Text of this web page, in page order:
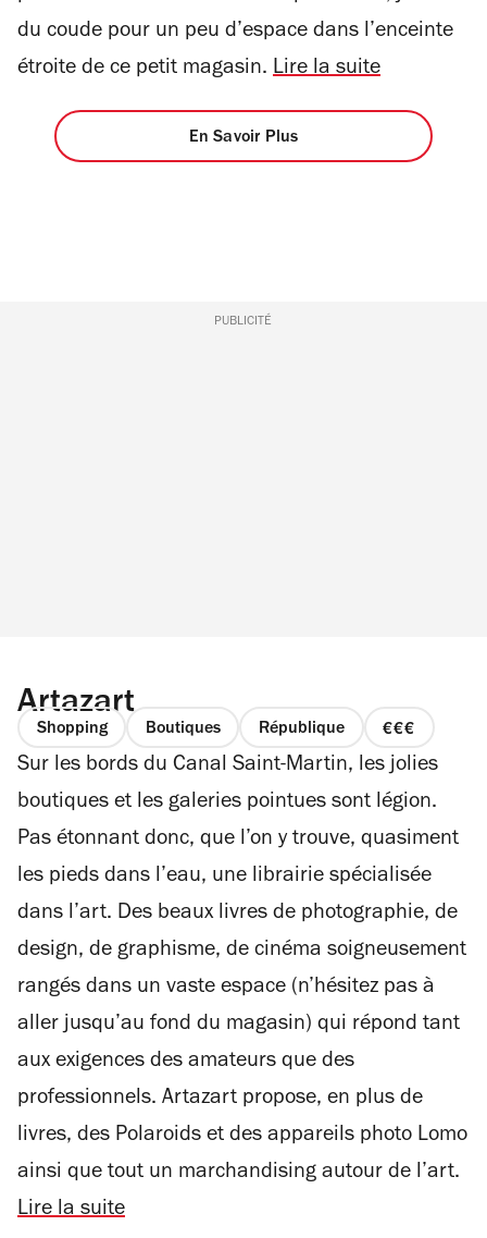
du coude pour un peu d’espace dans l’enceinte
étroite de ce petit magasin. Lire la suite
En Savoir Plus
PUBLICITÉ
Artazart
Shopping Boutiques République
prix
3
sur
4
Sur les bords du Canal Saint-Martin, les jolies
boutiques et les galeries pointues sont légion.
Pas étonnant donc, que l’on y trouve, quasiment
les pieds dans l’eau, une librairie spécialisée
dans l’art. Des beaux livres de photographie, de
design, de graphisme, de cinéma soigneusement
rangés dans un vaste espace (n’hésitez pas à
aller jusqu’au fond du magasin) qui répond tant
aux exigences des amateurs que des
professionnels. Artazart propose, en plus de
livres, des Polaroids et des appareils photo Lomo
ainsi que tout un marchandising autour de l’art.
Lire la suite